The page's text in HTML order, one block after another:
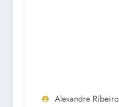
Alexandre Ribeiro